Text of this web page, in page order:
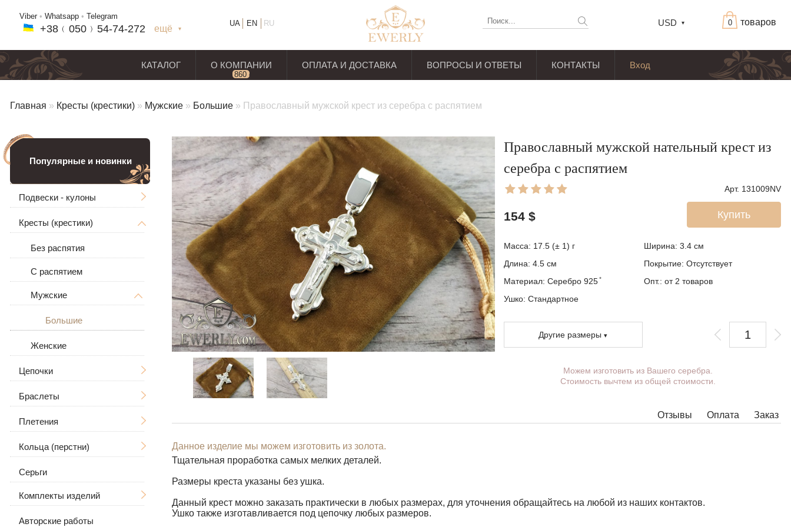
товаров
0
USD
Viber • Whatsapp • Telegram
+38﹙ 050 ﹚54-74-272 ещё
+38(068) 97
RU
UA EN
КАТАЛОГ О КОМПАНИИ
860 отзывов
ОПЛАТА И ДОСТАВКА ВОПРОСЫ И ОТВЕТЫ КОНТАКТЫ Вход
Главная » Кресты (крестики) » Мужские » Большие » Православный мужской крест из серебра с распятием
Популярные и новинки
Подвески - кулоны
Мужские
Большие
Ладанки
Дерево Жизни
Знаки зодиака
В виде собаки
Для животных
Кресты (крестики)
Без распятия
С распятием
Мужские
Большие
Женские
Цепочки
Мужские
Большие / Толстые
Женские
Браслеты
Мужские
Большие / Толстые
Женские
С камнями
Каменные
Кожаные
Кожа с серебром
Плетения
Ручная вязка
Рамзес
Бисмарк
Якорное (якорь) с
Литьё
Кольца (перстни)
Мужские
С черепом
С волком
Женские
С камнями
Серьги
Комплекты изделий
Серьги и кольцо
Авторские работы
Православный мужской нательный крест из
серебра с распятием
Арт. 131009NV
Купить
154 $
Масса: 17.5 (± 1) г Ширина: 3.4см
Длина: 4.5 см
Покрытие:Отсутствует
Материал: Серебро 925 ̊
Опт.: от 2 товаров
Ушко:Стандартное
Другие размеры
Вы можете выбрать покрытие, ушко.
Дополнительные пожелания можете указать в комментарии при
В некоторых моделях подвесок нет возможности расширить ушко до
необходимых размеров, в этом случае наши менеджеры свяжутся с
Можем изготовить из Вашего серебра.
Стоимость вычтем из общей стоимости.
Отзывы Заказ
Оплата
Данное изделие мы можем изготовить из золота.
Тщательная проработка самых мелких деталей.
Размеры креста указаны без ушка.
Данный крест можно заказать практически в любых размерах, для уточнения обращайтесь на любой из наших контактов.
Ушко также изготавливается под цепочку любых размеров.